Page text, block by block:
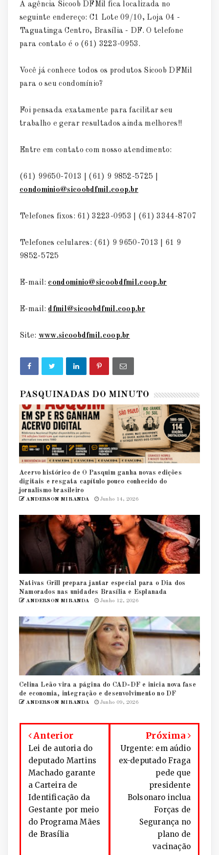
A agência Sicoob DFMil fica localizada no
seguinte endereço: C1 Lote 09/10, Loja 04 -
Taguatinga Centro, Brasília - DF. O telefone
para contato é o (61) 3223-0953.
Você já conhece todos os produtos Sicoob DFMil
para o seu condomínio?
Foi pensada exatamente para facilitar seu
trabalho e gerar resultados ainda melhores!!
Entre em contato com nosso atendimento:
(61) 99650-7013 | (61) 9 9852-5725 |
condominio@sicoobdfmil.coop.br
Telefones fixos: 61) 3223-0953 | (61) 3344-8707
Telefones celulares: (61) 9 9650-7013 | 61 9
9852-5725
E-mail: condominio@sicoobdfmil.coop.br
E-mail: dfmil@sicoobdfmil.coop.br
Site: www.sicoobdfmil.coop.br
PASQUINADAS DO MINUTO
Acervo histórico de O Pasquim ganha novas edições
digitais e resgata capítulo pouco conhecido do
jornalismo brasileiro
ANDERSON MIRANDA Junho 14, 2026
Nativas Grill prepara jantar especial para o Dia dos
Namorados nas unidades Brasília e Esplanada
ANDERSON MIRANDA Junho 12, 2026
Celina Leão vira a página do CAD-DF e inicia nova fase
de economia, integração e desenvolvimento no DF
ANDERSON MIRANDA Junho 09, 2026
Anterior
Lei de autoria do
deputado Martins
Machado garante
a Carteira de
Identificação da
Gestante por meio
do Programa Mães
de Brasília
Próxima
Urgente: em aúdio
ex-deputado Fraga
pede que
presidente
Bolsonaro inclua
Forças de
Segurança no
plano de
vacinação